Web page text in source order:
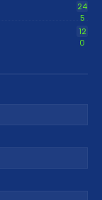
24
5
12
0